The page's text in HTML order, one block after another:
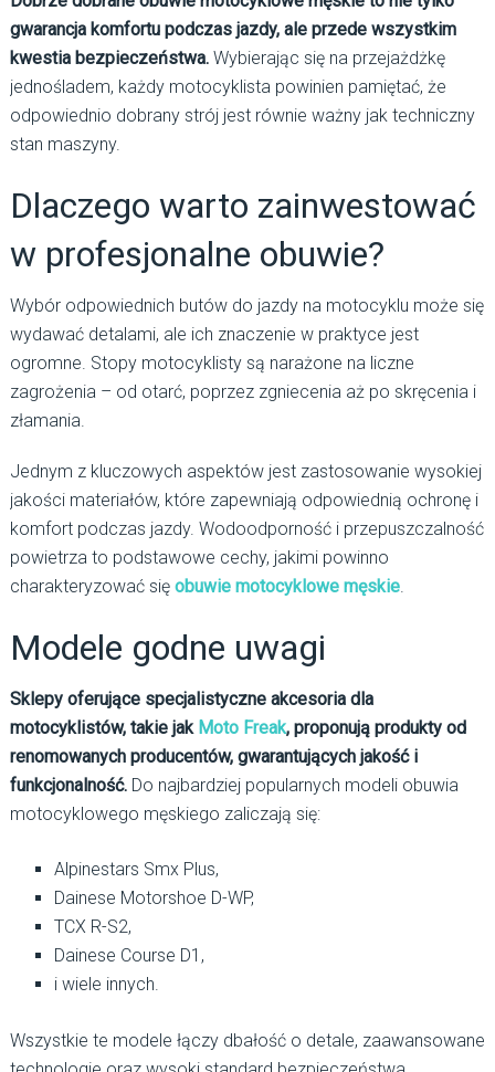
gwarancja komfortu podczas jazdy, ale przede wszystkim
kwestia bezpieczeństwa.Wybierając się na przejażdżkę
jednośladem, każdy motocyklista powinien pamiętać, że
odpowiednio dobrany strój jest równie ważny jak techniczny
stan maszyny.
Dlaczego warto zainwestować
w profesjonalne obuwie?
Wybór odpowiednich butów do jazdy na motocyklu może się
wydawać detalami, ale ich znaczenie w praktyce jest
ogromne. Stopy motocyklisty są narażone na liczne
zagrożenia – od otarć, poprzez zgniecenia aż po skręcenia i
złamania.
Jednym z kluczowych aspektów jest zastosowanie wysokiej
jakości materiałów, które zapewniają odpowiednią ochronę i
komfort podczas jazdy. Wodoodporność i przepuszczalność
powietrza to podstawowe cechy, jakimi powinno
charakteryzować się obuwie motocyklowe męskie.
Modele godne uwagi
Sklepy oferujące specjalistyczne akcesoria dla
motocyklistów, takie jak Moto Freak, proponują produkty od
renomowanych producentów, gwarantujących jakość i
funkcjonalność.Do najbardziej popularnych modeli obuwia
motocyklowego męskiego zaliczają się:
Alpinestars Smx Plus,
Dainese Motorshoe D-WP,
TCX R-S2,
Dainese Course D1,
i wiele innych.
Wszystkie te modele łączy dbałość o detale, zaawansowane